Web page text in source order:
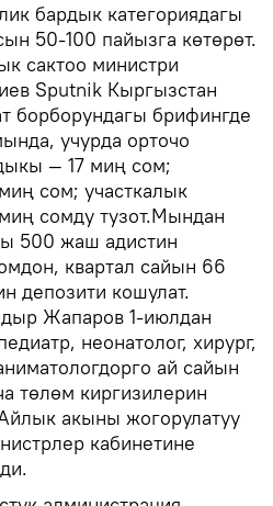
бардык категориядагы
50-100 пайызга көтөрөт.
сактоо министри
Sputnik Кыргызстан
борборундагы брифингде
учурда орточо
— 17 миң сом;
сом; участкалык
сомду тузот.Мындан
500 жаш адистин
квартал сайын 66
депозити кошулат.
Жапаров 1-июлдан
неонатолог, хирург,
ай сайын
төлөм киргизилерин
акыны жогорулатуу
кабинетине